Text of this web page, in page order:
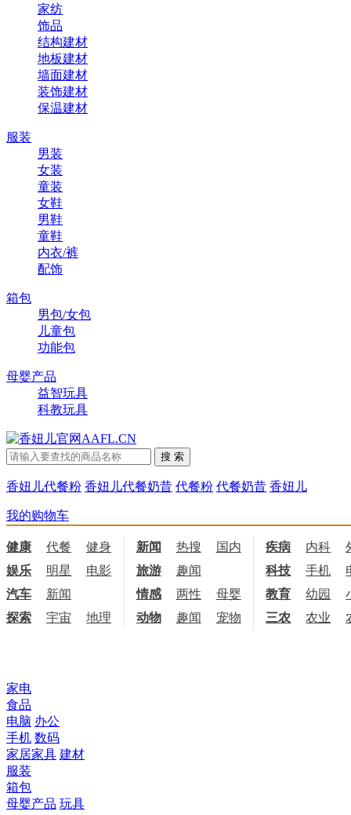
家纺
饰品
结构建材
地板建材
墙面建材
装饰建材
保温建材
服装
男装
女装
童装
女鞋
男鞋
童鞋
内衣/裤
配饰
箱包
男包/女包
儿童包
功能包
母婴产品
益智玩具
科教玩具
香妞儿代餐粉 香妞儿代餐奶昔 代餐粉 代餐奶昔 香妞儿
我的购物车
健康 代餐 健身 饮食
新闻 热搜 国内 国际
疾病 内科
娱乐
明星 电影 电视
旅游 趣闻 科技 手机
汽车
新闻 情感 两性 母婴 职场
教育 幼园
探索
宇宙 地理 天文
动物 趣闻 宠物 三农 农业
家电
食品
电脑 办公
手机 数码
家居家具 建材
服装
箱包
母婴产品 玩具